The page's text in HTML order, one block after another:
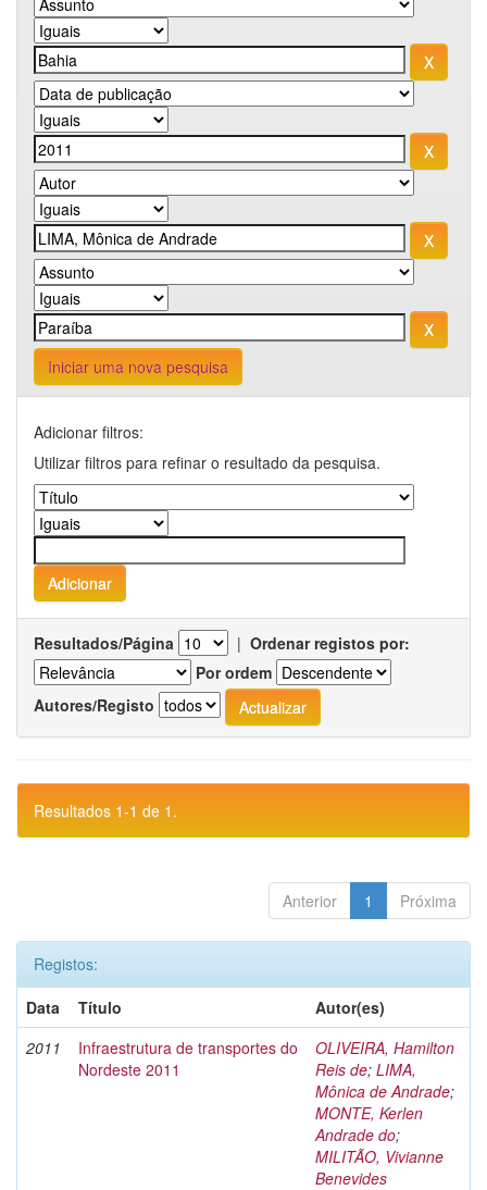
Iniciar uma nova pesquisa
Adicionar filtros:
Utilizar filtros para refinar o resultado da pesquisa.
Resultados/Página | Ordenar registos por:
Por ordem
Autores/Registo
Resultados 1-1 de 1.
Anterior 1 Próxima
Registos:
Data
Título
Autor(es)
2011
Infraestrutura de transportes do
Nordeste 2011
OLIVEIRA, Hamilton
Reis de; LIMA,
Mônica de Andrade;
MONTE, Kerlen
Andrade do;
MILITÃO, Vivianne
Benevides